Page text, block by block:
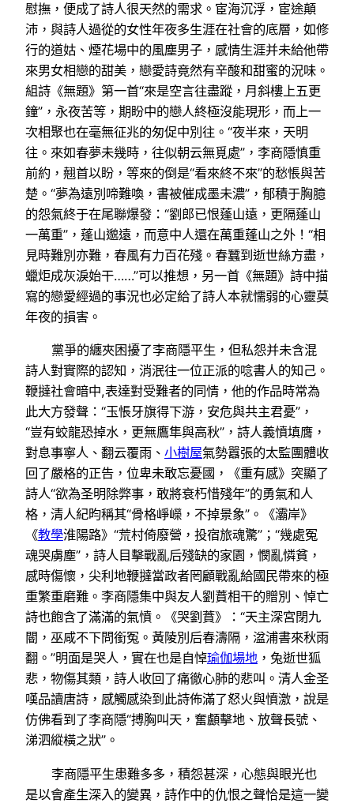
慰撫，便成了詩人很天然的需求。宦海沉浮，宦途顛
沛，與詩人過從的女性年夜多生涯在社會的底層，如修
行的道姑、煙花場中的風塵男子，感情生涯并未給他帶
來男女相戀的甜美，戀愛詩竟然有辛酸和甜蜜的況味。
組詩《無題》第一首“來是空言往盡蹤，月斜樓上五更
鐘”，永夜苦等，期盼中的戀人終極沒能現形，而上一
次相聚也在毫無征兆的匆促中別往。“夜半來，天明
往。來如春夢未幾時，往似朝云無覓處”，李商隱慎重
前約，翹首以盼，等來的倒是“看來終不來”的愁悵與苦
楚。“夢為遠別啼難喚，書被催成墨未濃”，郁積于胸臆
的怨氣終于在尾聯爆發：“劉郎已恨蓬山遠，更隔蓬山
一萬重”，蓬山邈遠，而意中人還在萬重蓬山之外！“相
見時難別亦難，春風有力百花殘。春蠶到逝世絲方盡，
蠟炬成灰淚始干……”可以推想，另一首《無題》詩中描
寫的戀愛經過的事況也必定給了詩人本就懦弱的心靈莫
年夜的損害。
黨爭的纏夾困擾了李商隱平生，但私怨并未含混
詩人對實際的認知，消泯往一位正派的唸書人的知己。
鞭撻社會暗中,表達對受難者的同情，他的作品時常為
此大方發聲：“玉悵牙旗得下游，安危與共主君憂”，
“豈有蛟龍恐掉水，更無鷹隼與高秋”，詩人義憤填膺，
對息事寧人、翻云覆雨、 小樹屋氣勢囂張的太監團體收
回了嚴格的正告，位卑未敢忘憂國，《重有感》突顯了
詩人“欲為圣明除弊事，敢將衰朽惜殘年”的勇氣和人
格，清人紀昀稱其“骨格崢嶸，不掉景象”。《灞岸》
《教學淮陽路》“荒村倚廢營，投宿旅魂驚”；“幾處冤
魂哭虜塵”，詩人目擊戰亂后殘缺的家園，憫亂憐貧，
感時傷懷，尖利地鞭撻當政者罔顧戰亂給國民帶來的極
重繁重磨難。李商隱集中與友人劉蕡相干的贈別、悼亡
詩也飽含了滿滿的氣憤。《哭劉蕡》：“天主深宮閉九
閽，巫咸不下問銜冤。黃陵別后春濤隔，湓浦書來秋雨
翻。”明面是哭人，實在也是自悼瑜伽場地 ，兔逝世狐
悲，物傷其類，詩人收回了痛徹心肺的悲叫。清人金圣
嘆品讀唐詩，感觸感染到此詩佈滿了怒火與憤激，說是
仿佛看到了李商隱“搏胸叫天，奮顱擊地、放聲長號、
涕泗縱橫之狀”。
李商隱平生患難多多，積怨甚深，心態與眼光也
是以會產生深入的變異，詩作中的仇恨之聲恰是這一變